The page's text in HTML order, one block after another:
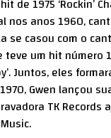
de 1975 ‘Rockin’
nos anos 1960,
se casou com o
teve um hit número
Juntos, eles
Gwen lançou
TK Records